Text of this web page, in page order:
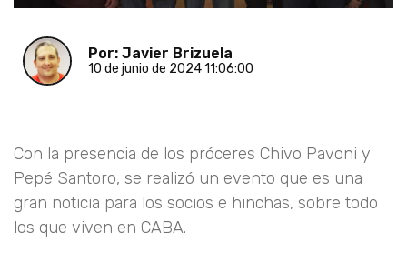
Por: Javier Brizuela
10 de junio de 2024 11:06:00
Con la presencia de los próceres Chivo Pavoni y
Pepé Santoro, se realizó un evento que es una
gran noticia para los socios e hinchas, sobre todo
los que viven en CABA.